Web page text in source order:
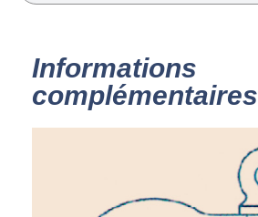
Informations
complémentaires